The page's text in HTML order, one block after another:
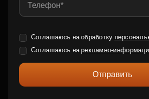
Соглашаюсь на обработку
Соглашаюсь нарекламно-
Отправить